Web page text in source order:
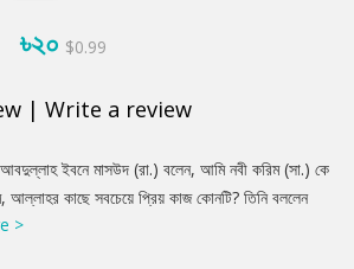
৳২০ $0.99
| Write a review
ইবনে মাসউদ (রা.) বলেন, আমি নবী করিম (সা.) কে
আল্লাহর কাছে সবচেয়ে প্রিয় কাজ কোনটি? তিনি বললেন
পড়া। আমি বললাম তারপর কোনটি? তিনি বললেন পিতা-মাতার
>